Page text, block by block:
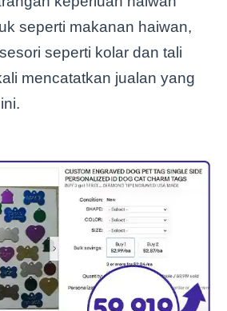
seperti makanan haiwan,
seperti kolar dan tali
mencatatkan jualan yang